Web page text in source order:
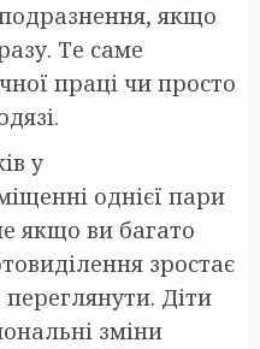
якщо
Те саме
праці чи просто
у
однієї пари
якщо ви багато
зростає
Діти
зміни